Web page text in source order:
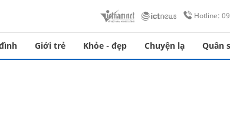
Hotline:
Giới trẻ Khỏe - đẹp Chuyện lạ Quân